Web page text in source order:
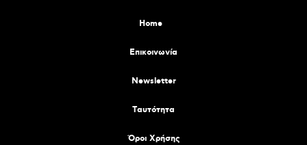
Home
Επικοινωνία
Newsletter
Tαυτότητα
Όροι Χρήσης